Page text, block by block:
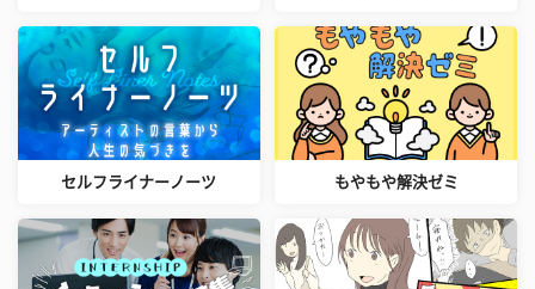
セルフライナーノーツ もやもや解決ゼミ